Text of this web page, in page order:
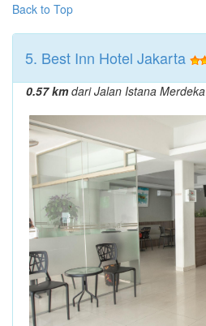
Back to Top
5. Best Inn Hotel Jakarta
0.57 kmdari Jalan Istana Merdeka